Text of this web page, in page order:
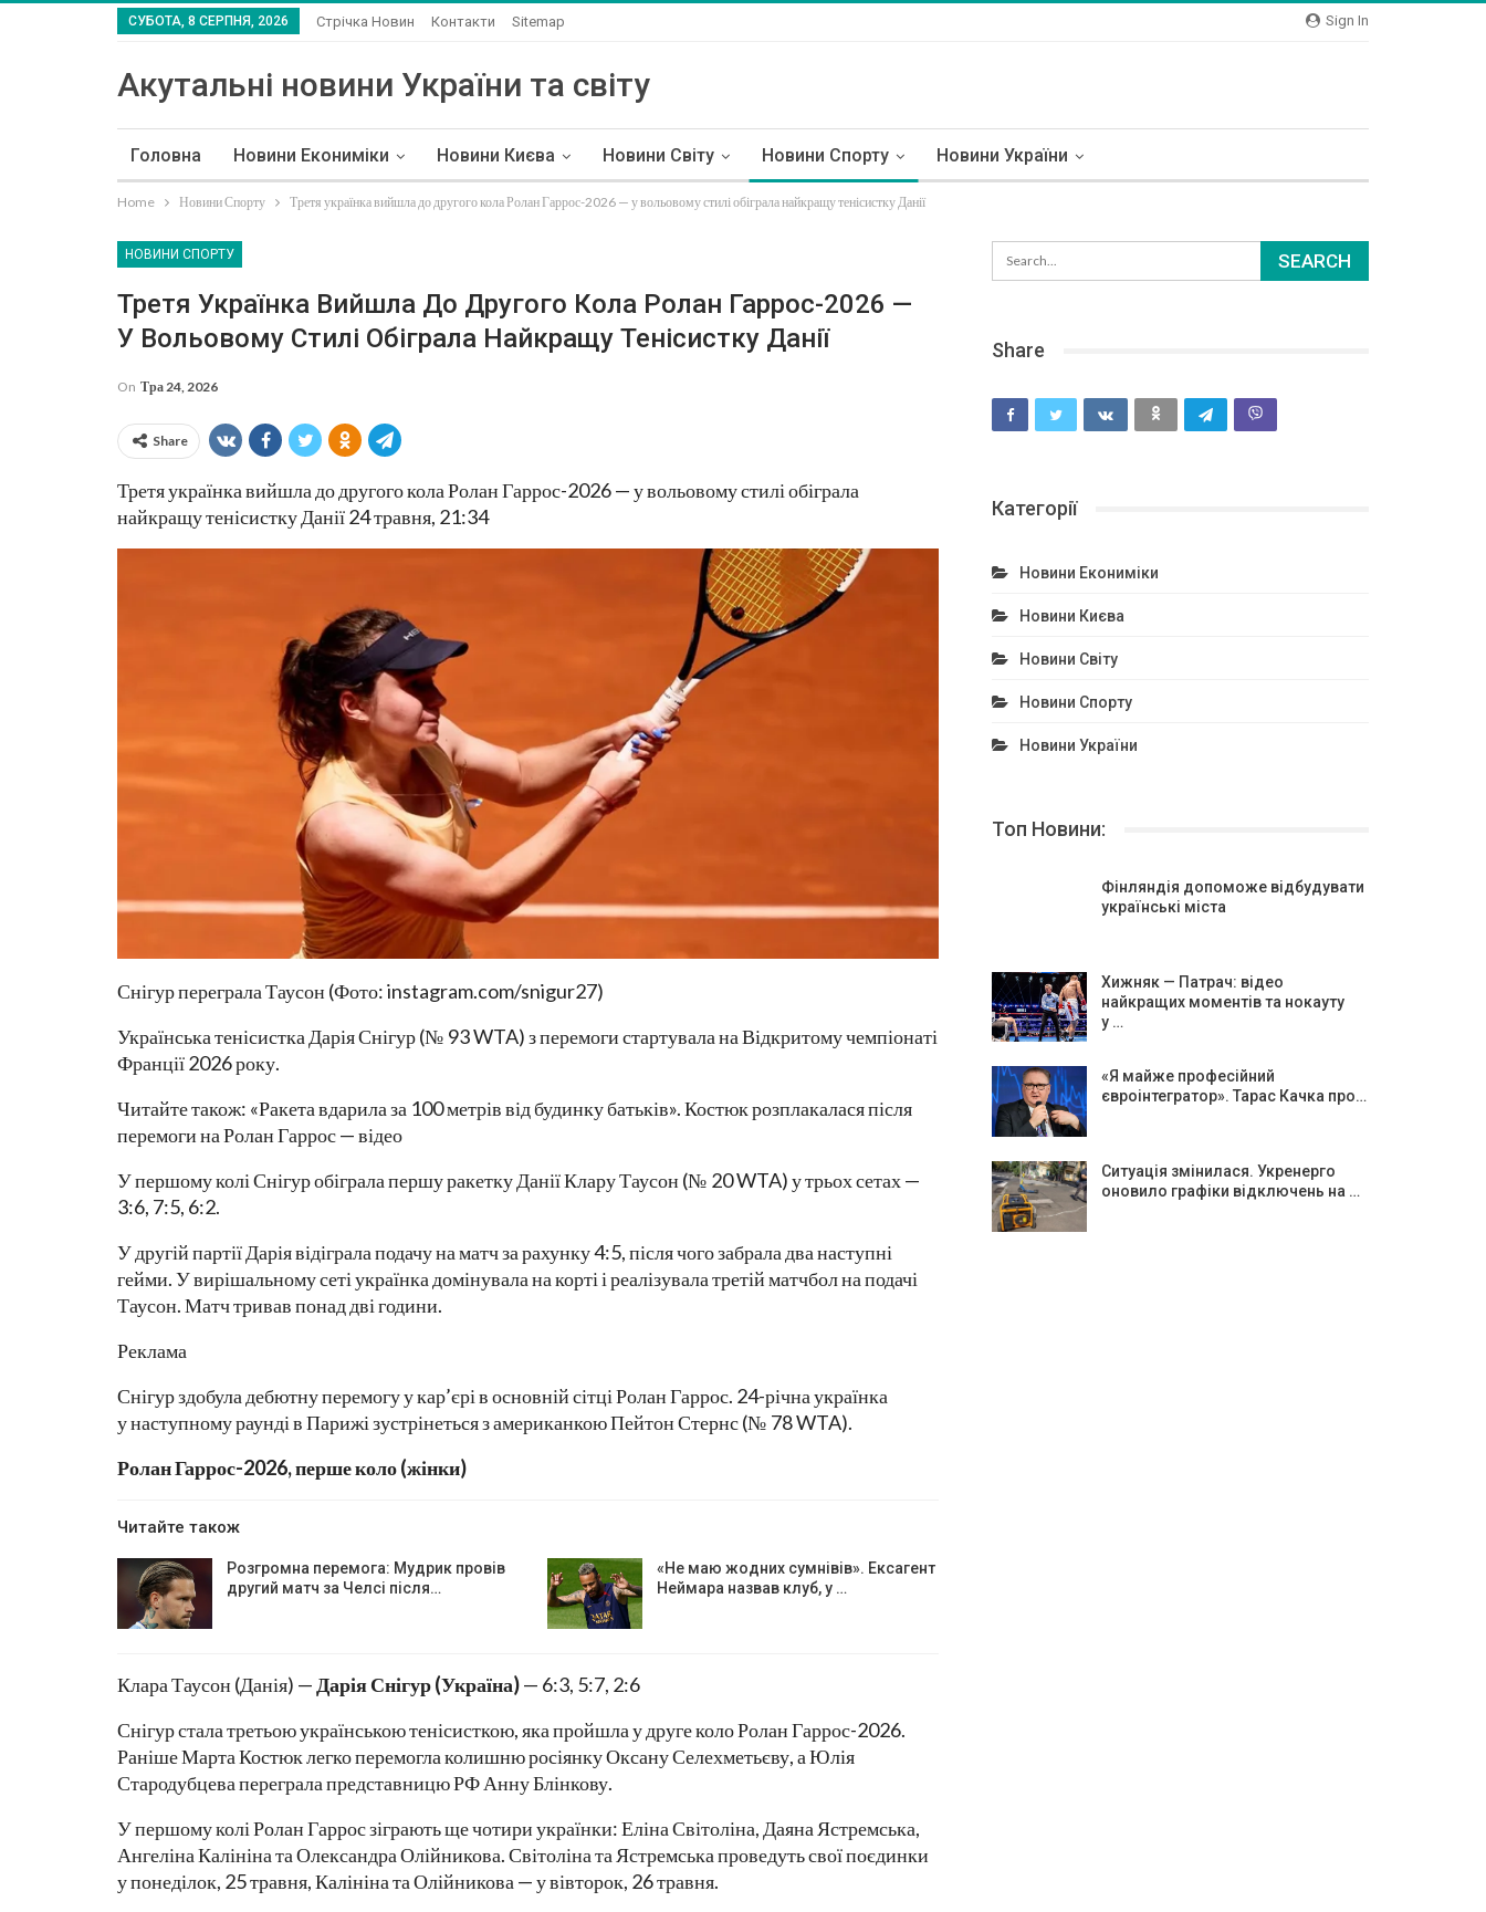
Sign In
СУБОТА, 8 СЕРПНЯ, 2026 Стрічка Новин Контакти Sitemap
Акутальні новини України та світу
Головна Новини Екониміки Новини Києва Новини Світу Новини Спорту Новини України
Home Новини Спорту Третя українка вийшла до другого кола Ролан Гаррос-2026 — у вольовому стилі обіграла найкращу тенісистку Данії
НОВИНИ СПОРТУ
Третя Українка Вийшла До Другого Кола Ролан Гаррос-2026 —
У Вольовому Стилі Обіграла Найкращу Тенісистку Данії
On Тра 24, 2026
Share
Третя українка вийшла до другого кола Ролан Гаррос-2026 — у вольовому стилі обіграла
найкращу тенісистку Данії 24 травня, 21:34
Снігур переграла Таусон (Фото: instagram.com/snigur27)
Українська тенісистка Дарія Снігур (№ 93 WTA) з перемоги стартувала на Відкритому чемпіонаті
Франції 2026 року.
Читайте також: «Ракета вдарила за 100 метрів від будинку батьків». Костюк розплакалася після
перемоги на Ролан Гаррос — відео
У першому колі Снігур обіграла першу ракетку Данії Клару Таусон (№ 20 WTA) у трьох сетах —
3:6, 7:5, 6:2.
У другій партії Дарія відіграла подачу на матч за рахунку 4:5, після чого забрала два наступні
гейми. У вирішальному сеті українка домінувала на корті і реалізувала третій матчбол на подачі
Таусон. Матч тривав понад дві години.
Реклама
Снігур здобула дебютну перемогу у кар’єрі в основній сітці Ролан Гаррос. 24-річна українка
у наступному раунді в Парижі зустрінеться з американкою Пейтон Стернс (№ 78 WTA).
Ролан Гаррос-2026, перше коло (жінки)
Читайте також
Розгромна перемога: Мудрик провів
другий матч за Челсі після…
«Не маю жодних сумнівів». Ексагент
Неймара назвав клуб, у …
Клара Таусон (Данія) — Дарія Снігур (Україна)— 6:3, 5:7, 2:6
Снігур стала третьою українською тенісисткою, яка пройшла у друге коло Ролан Гаррос-2026.
Раніше Марта Костюк легко перемогла колишню росіянку Оксану Селехметьєву, а Юлія
Стародубцева переграла представницю РФ Анну Блінкову.
У першому колі Ролан Гаррос зіграють ще чотири українки: Еліна Світоліна, Даяна Ястремська,
Ангеліна Калініна та Олександра Олійникова. Світоліна та Ястремська проведуть свої поєдинки
у понеділок, 25 травня, Калініна та Олійникова — у вівторок, 26 травня.
Share
Категорії
Новини Екониміки
Новини Києва
Новини Світу
Новини Спорту
Новини України
Топ Новини:
Фінляндія допоможе відбудувати
українські міста
Хижняк — Патрач: відео
найкращих моментів та нокауту
у …
«Я майже професійний
євроінтегратор». Тарас Качка про…
Ситуація змінилася. Укренерго
оновило графіки відключень на …